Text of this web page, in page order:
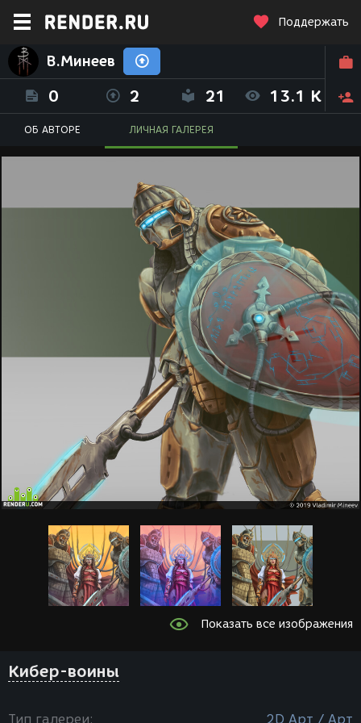
Поддержать
В.Минеев
0 2 21 13.1 K
ОБ АВТОРЕ ЛИЧНАЯ ГАЛЕРЕЯ
Показать все изображения
Кибер-воины
Тип галереи: 2D Арт / Арт